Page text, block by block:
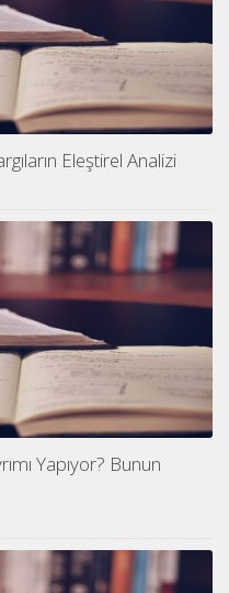
Eleştirel Analizi
Yapıyor? Bunun